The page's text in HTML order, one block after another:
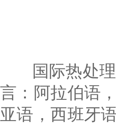
国际热处理
言：阿拉伯语
亚语，西班牙